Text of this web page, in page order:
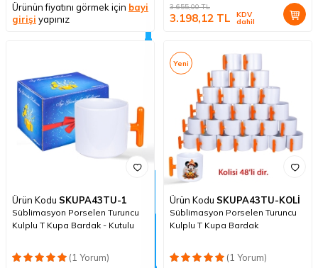
Ürünün fiyatını görmek için bayi
girişi yapınız
3.655,00TL
3.198,12 TL KDV
dahil
Ürün Kodu SKUPA43TU-1
Süblimasyon Porselen Turuncu
Kulplu T Kupa Bardak - Kutulu
(1 Yorum)
Yeni
Ürün Kodu SKUPA43TU-KOLİ
Süblimasyon Porselen Turuncu
Kulplu T Kupa Bardak
(1 Yorum)